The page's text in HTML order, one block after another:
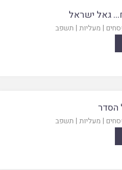
גאל ישראל
| מעליות | תשפב
הסדר
| מעליות | תשפב